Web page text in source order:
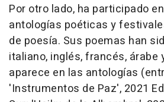
Por otro lado, ha participado
antologías poéticas y
de poesía. Sus poemas han
italiano, inglés, francés, árabe
aparece en las antologías
'Instrumentos de Paz', 2021